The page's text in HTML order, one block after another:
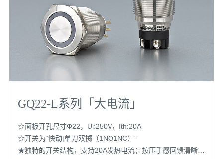
GQ22-L系列「大电流」
☆面板开孔尺寸Φ22，Ui:250V，Ith:20A
☆开关为“快动|单刀双掷（1NO1NC）”
★独特的开关结构，支持20A发热电流；按压手感回馈清晰；